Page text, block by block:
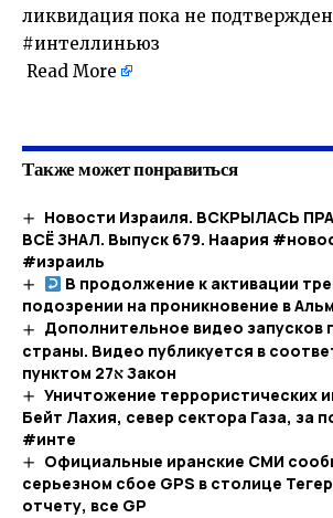
ликвидация пока не
#интеллиньюз
Read More
Также может понравиться
Новости Израиля. ВСКРЫЛАСЬ
ВСЁ ЗНАЛ. Выпуск 679. Наария
#израиль
В продолжение к активации
подозрении на проникновение в
Дополнительное видео запусков
страны. Видео публикуется в
пунктом 27א Закон
Уничтожение террористических
Бейт Лахия, север сектора Газа, за
#инте
Официальные иранские СМИ
серьезном сбое GPS в столице
отчету, все GP